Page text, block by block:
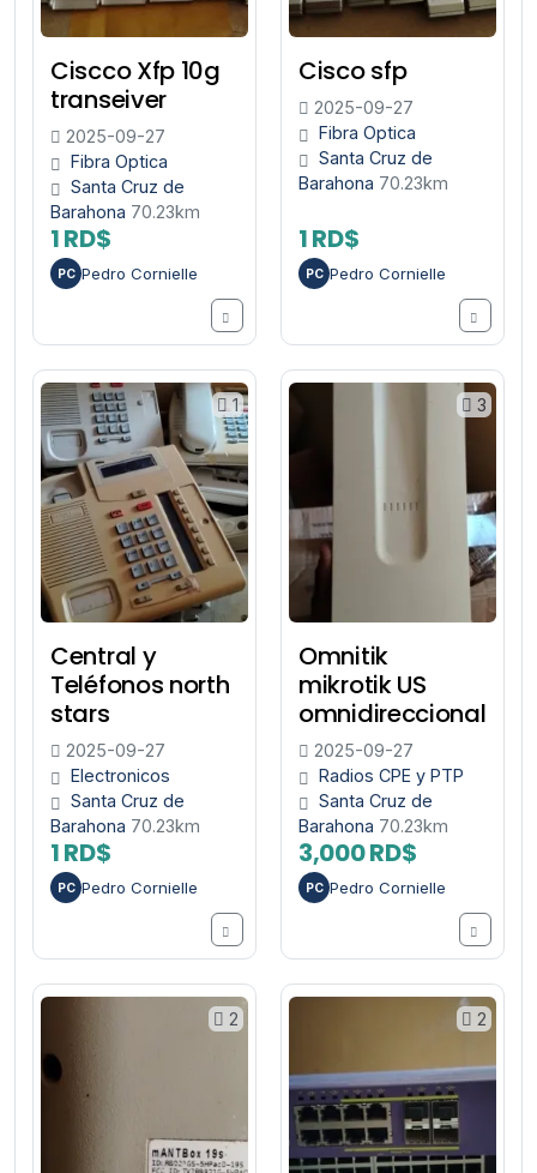
Ciscco Xfp 10g
transeiver
2025-09-27
Fibra Optica
Santa Cruz de
Barahona 70.23km
1 RD$
PC Pedro Cornielle
Cisco sfp
2025-09-27
Fibra Optica
Santa Cruz de
Barahona 70.23km
1 RD$
PC Pedro Cornielle
1
Central y
Teléfonos north
stars
2025-09-27
Electronicos
Santa Cruz de
Barahona 70.23km
1 RD$
PC Pedro Cornielle
3
Omnitik
mikrotik US
omnidireccional
2025-09-27
Radios CPE y PTP
Santa Cruz de
Barahona 70.23km
3,000 RD$
PC Pedro Cornielle
2 2